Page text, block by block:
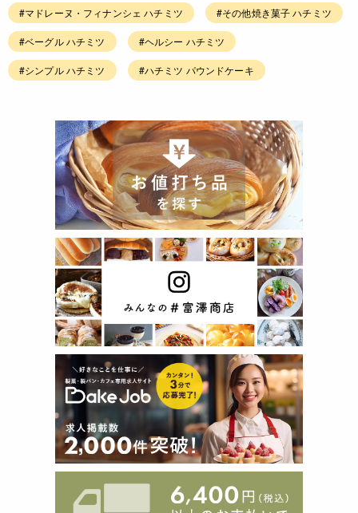
#マドレーヌ・フィナンシェ ハチミツ #その他焼き菓子 ハチミツ
#ベーグル ハチミツ #ヘルシー ハチミツ
#シンプル ハチミツ #ハチミツ パウンドケーキ